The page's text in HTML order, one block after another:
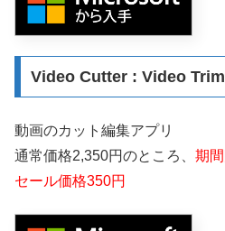
Video Cutter : Video
動画のカット編集アプリ
通常価格2,350円のところ、 期
セール価格350円